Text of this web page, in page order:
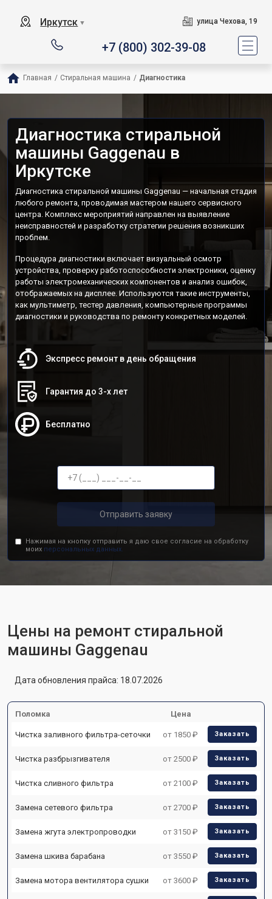
Иркутск ▼ улица Чехова, 19
+7 (800) 302-39-08
Главная / Стиральная машина / Диагностика
Диагностика стиральной
машины Gaggenau в
Иркутске
Диагностика стиральной машины Gaggenau — начальная стадия
любого ремонта, проводимая мастером нашего сервисного
центра. Комплекс мероприятий направлен на выявление
неисправностей и разработку стратегии решения возникших
проблем.
Процедура диагностики включает визуальный осмотр
устройства, проверку работоспособности электроники, оценку
работы электромеханических компонентов и анализ ошибок,
отображаемых на дисплее. Используются такие инструменты,
как мультиметр, тестер давления, компьютерные программы
диагностики и руководства по ремонту конкретных моделей.
Экспресс ремонт в день обращения
Гарантия до 3-х лет
Бесплатно
Отправить заявку
Нажимая на кнопку отправить я даю свое согласие на обработку
моих персональных данных.
Цены на ремонт стиральной
машины Gaggenau
Дата обновления прайса: 18.07.2026
Поломка Цена
Чистка заливного фильтра-сеточки от 1850 ₽ Заказать
Чистка разбрызгивателя от 2500 ₽ Заказать
Чистка сливного фильтра от 2100 ₽ Заказать
Замена сетевого фильтра от 2700 ₽ Заказать
Замена жгута электропроводки от 3150 ₽ Заказать
Замена шкива барабана от 3550 ₽ Заказать
Замена мотора вентилятора сушки от 3600 ₽ Заказать